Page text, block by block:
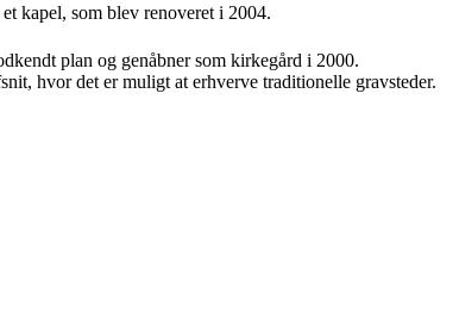
kapel, som blev renoveret i 2004.
plan og genåbner som kirkegård i 2000.
hvor det er muligt at erhverve traditionelle gravsteder.